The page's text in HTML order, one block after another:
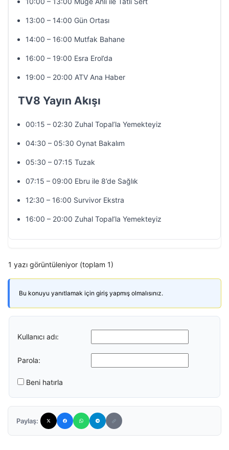
13:00 – 14:00 Gün Ortası
14:00 – 16:00 Mutfak Bahane
16:00 – 19:00 Esra Erol’da
19:00 – 20:00 ATV Ana Haber
TV8 Yayın Akışı
00:15 – 02:30 Zuhal Topal’la Yemekteyiz
04:30 – 05:30 Oynat Bakalım
05:30 – 07:15 Tuzak
07:15 – 09:00 Ebru ile 8’de Sağlık
12:30 – 16:00 Survivor Ekstra
16:00 – 20:00 Zuhal Topal’la Yemekteyiz
1 yazı görüntüleniyor (toplam 1)
Bu konuyu yanıtlamak için giriş yapmış olmalısınız.
Kullanıcı adı:
Parola:
Beni hatırla
Paylaş: